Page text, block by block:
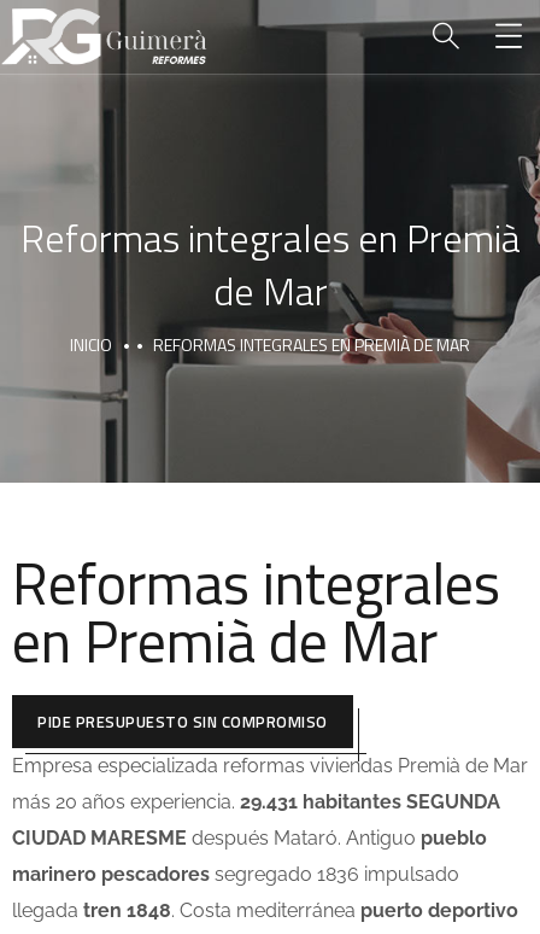
Reformas integrales en Premià
de Mar
INICIO REFORMAS INTEGRALES EN PREMIÀ DE MAR
Reformas integrales
en Premià de Mar
PIDE PRESUPUESTO SIN COMPROMISO
Empresa especializada reformas viviendas Premià de Mar
más 20 años experiencia. 29.431 habitantes SEGUNDA
CIUDAD MARESME después Mataró. Antiguo pueblo
marinero pescadores segregado 1836 impulsado
llegada tren 1848. Costa mediterránea puerto deportivo